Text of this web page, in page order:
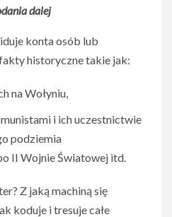
dalej
konta osób lub
historyczne takie jak:
na Wołyniu,
i ich uczestnictwie
podziemia
II Wojnie Światowej itd.
Z jaką machiną się
koduje i tresuje całe